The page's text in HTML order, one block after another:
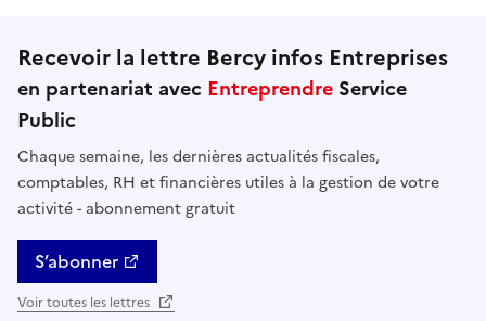
Recevoir la lettre Bercy infos Entreprises
en partenariat avec Entreprendre Service
Public
Chaque semaine, les dernières actualités fiscales,
comptables, RH et financières utiles à la gestion de votre
activité - abonnement gratuit
S’abonner
Voir toutes les lettres